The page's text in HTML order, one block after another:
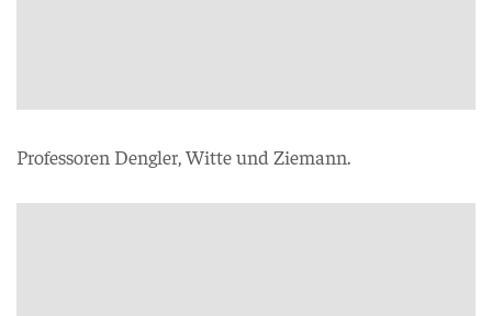
Professoren Dengler, Witte und Ziemann.